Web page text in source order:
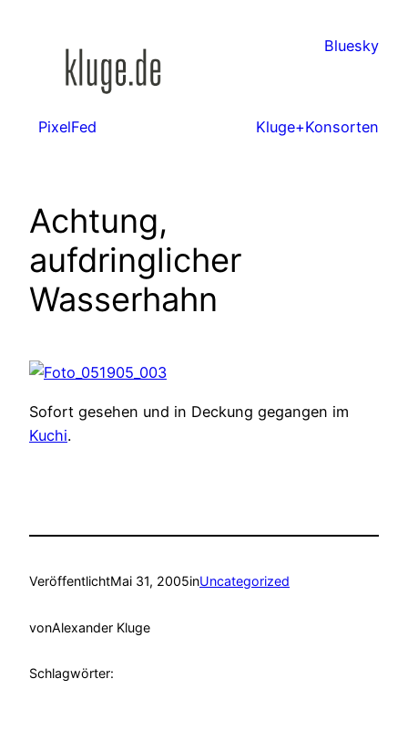
Bluesky
PixelFed Kluge+Konsorten
Achtung,
aufdringlicher
Wasserhahn
Sofort gesehen und in Deckung gegangen im
Kuchi.
VeröffentlichtMai 31, 2005inUncategorized
vonAlexander Kluge
Schlagwörter: